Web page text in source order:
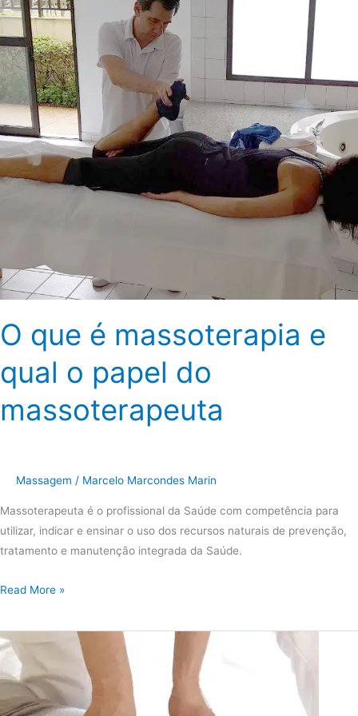
O que é massoterapia e
qual o papel do
massoterapeuta
Massagem / Marcelo Marcondes Marin
Massoterapeuta é o profissional da Saúde com competência para
utilizar, indicar e ensinar o uso dos recursos naturais de prevenção,
tratamento e manutenção integrada da Saúde.
massoterapia
e
qual
papel
do
massoterapeuta
Read More »
Pesquisa
com
profissionais
da